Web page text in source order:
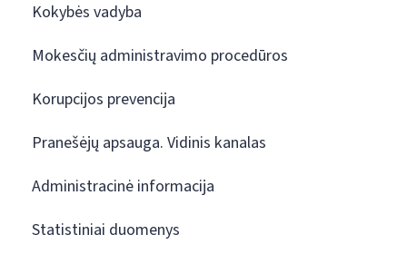
Kokybės vadyba
Mokesčių administravimo procedūros
Korupcijos prevencija
Pranešėjų apsauga. Vidinis kanalas
Administracinė informacija
Statistiniai duomenys